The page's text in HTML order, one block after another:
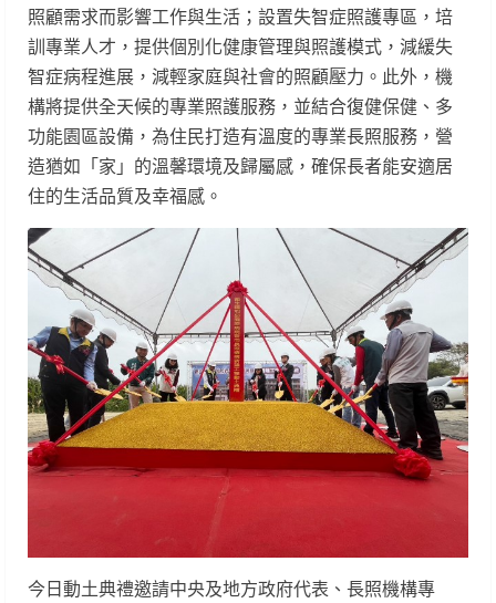
照顧需求而影響工作與生活；設置失智症照護專區，培
訓專業人才，提供個別化健康管理與照護模式，減緩失
智症病程進展，減輕家庭與社會的照顧壓力。此外，機
構將提供全天候的專業照護服務，並結合復健保健、多
功能園區設備，為住民打造有溫度的專業長照服務，營
造猶如「家」的溫馨環境及歸屬感，確保長者能安適居
住的生活品質及幸福感。
今日動土典禮邀請中央及地方政府代表、長照機構專